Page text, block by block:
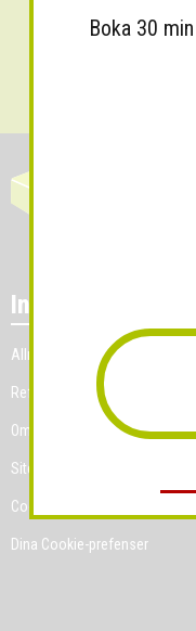
Information
Allmänna villkor
Referenskunder
Om Grossist.se
Sitemap
Cookies
Dina Cookie-prefenser
Boka 30